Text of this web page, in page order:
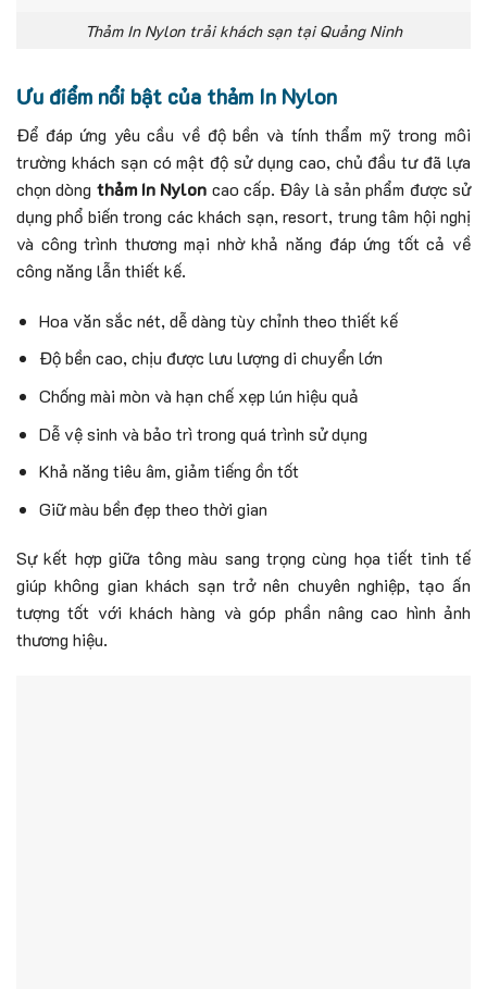
Thảm In Nylon trải khách sạn tại Quảng Ninh
Ưu điểm nổi bật của thảm In Nylon
Để đáp ứng yêu cầu về độ bền và tính thẩm mỹ trong môi
trường khách sạn có mật độ sử dụng cao, chủ đầu tư đã lựa
chọn dòng thảm In Nylon cao cấp. Đây là sản phẩm được sử
dụng phổ biến trong các khách sạn, resort, trung tâm hội nghị
và công trình thương mại nhờ khả năng đáp ứng tốt cả về
công năng lẫn thiết kế.
Hoa văn sắc nét, dễ dàng tùy chỉnh theo thiết kế
Độ bền cao, chịu được lưu lượng di chuyển lớn
Chống mài mòn và hạn chế xẹp lún hiệu quả
Dễ vệ sinh và bảo trì trong quá trình sử dụng
Khả năng tiêu âm, giảm tiếng ồn tốt
Giữ màu bền đẹp theo thời gian
Sự kết hợp giữa tông màu sang trọng cùng họa tiết tinh tế
giúp không gian khách sạn trở nên chuyên nghiệp, tạo ấn
tượng tốt với khách hàng và góp phần nâng cao hình ảnh
thương hiệu.